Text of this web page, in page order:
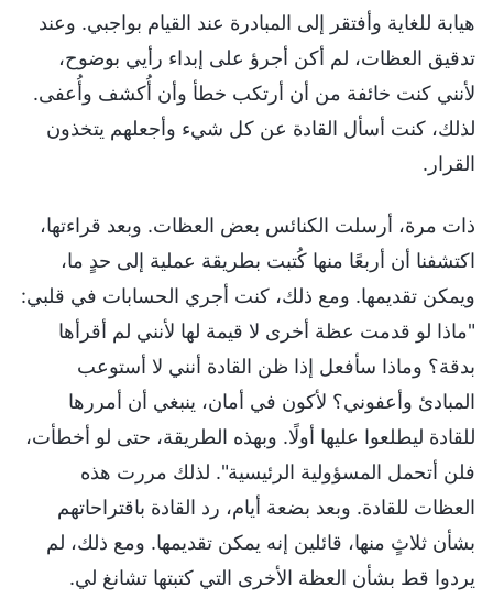
هيابة للغاية وأفتقر إلى المبادرة عند القيام بواجبي. وعند
تدقيق العظات، لم أكن أجرؤ على إبداء رأيي بوضوح،
لأنني كنت خائفة من أن أرتكب خطأ وأن أُكشف وأُعفى.
لذلك، كنت أسأل القادة عن كل شيء وأجعلهم يتخذون
القرار.
ذات مرة، أرسلت الكنائس بعض العظات. وبعد قراءتها،
اكتشفنا أن أربعًا منها كُتبت بطريقة عملية إلى حدٍ ما،
ويمكن تقديمها. ومع ذلك، كنت أجري الحسابات في قلبي:
"ماذا لو قدمت عظة أخرى لا قيمة لها لأنني لم أقرأها
بدقة؟ وماذا سأفعل إذا ظن القادة أنني لا أستوعب
المبادئ وأعفوني؟ لأكون في أمان، ينبغي أن أمررها
للقادة ليطلعوا عليها أولًا. وبهذه الطريقة، حتى لو أخطأت،
فلن أتحمل المسؤولية الرئيسية". لذلك مررت هذه
العظات للقادة. وبعد بضعة أيام، رد القادة باقتراحاتهم
بشأن ثلاثٍ منها، قائلين إنه يمكن تقديمها. ومع ذلك، لم
يردوا قط بشأن العظة الأخرى التي كتبتها تشانغ لي.